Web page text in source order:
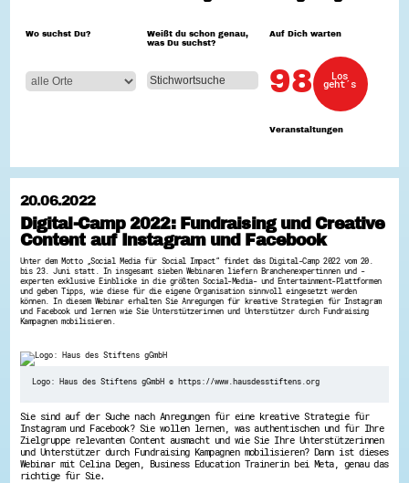
Zeig uns dein Ehrenamt
Wettbewerb | Trikotwettbewerb
Wettbewerb | 80 Jahre Hessen - Engagement
Ausgezeichnete Projekte
Engagement-Lotsen
Crowdfunding - Viele schaffen mehr
Förderprogramme
Ehrentag
Freiwilligenmanagement
Hessen engagiert - Digitale Themenabende
Kompetenznachweis Hessen
Mach dich schlau
Energiepreiskrise und Ehrenamt
Flüchtlingshilfe + Integration
Generationsübergreifend aktiv
Patenschaftsprojekte
Wo suchst Du?
Weißt du schon genau,
was Du suchst?
Auf Dich warten
98
Veranstaltungen
Los
geht´s
20.06.2022
Digital-Camp 2022: Fundraising und Creative
Content auf Instagram und Facebook
Unter dem Motto „Social Media für Social Impact“ findet das Digital-Camp 2022 vom 20.
bis 23. Juni statt. In insgesamt sieben Webinaren liefern Branchenexpertinnen und -
experten exklusive Einblicke in die größten Social-Media- und Entertainment-Plattformen
und geben Tipps, wie diese für die eigene Organisation sinnvoll eingesetzt werden
können. In diesem Webinar erhalten Sie Anregungen für kreative Strategien für Instagram
und Facebook und lernen wie Sie Unterstützerinnen und Unterstützer durch Fundraising
Kampagnen mobilisieren.
Logo: Haus des Stiftens gGmbH © https://www.hausdesstiftens.org
Sie sind auf der Suche nach Anregungen für eine kreative Strategie für
Instagram und Facebook? Sie wollen lernen, was authentischen und für Ihre
Zielgruppe relevanten Content ausmacht und wie Sie Ihre Unterstützerinnen
und Unterstützer durch Fundraising Kampagnen mobilisieren? Dann ist dieses
Webinar mit Celina Degen, Business Education Trainerin bei Meta, genau das
richtige für Sie.